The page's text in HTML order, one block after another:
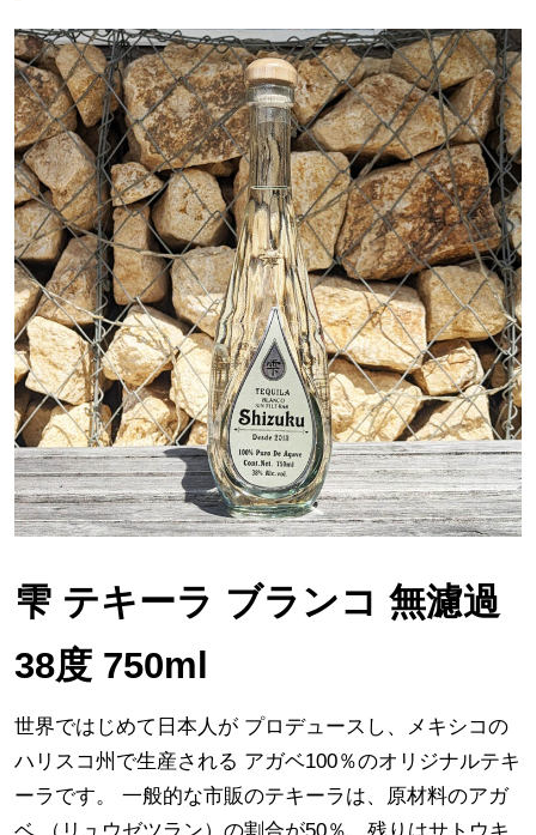
雫 テキーラ ブランコ 無濾過
38度 750ml
世界ではじめて日本人が プロデュースし、メキシコの
ハリスコ州で生産される アガベ100％のオリジナルテキ
ーラです。 一般的な市販のテキーラは、原材料のアガ
ベ （リュウゼツラン）の割合が50％、残りはサトウキ